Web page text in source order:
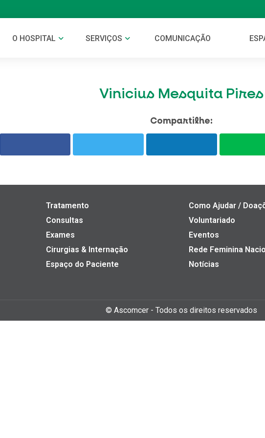
O HOSPITAL SERVIÇOS COMUNICAÇÃO
Vinicius Mesquita Pires
Compartilhe:
Tratamento
Consultas
Exames
Cirurgias & Internação
Espaço do Paciente
Como Ajudar /
Voluntariado
Eventos
Rede Feminina
Notícias
© Ascomcer - Todos os direitos reservados